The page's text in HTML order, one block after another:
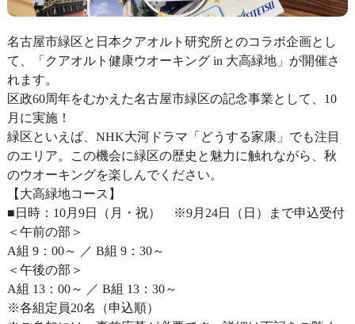
名古屋市緑区と日本クアオルト研究所とのコラボ企画とし
て、「クアオルト健康ウオーキング in 大高緑地」が開催さ
れます。
区政60周年をむかえた名古屋市緑区の記念事業として、10
月に実施！
緑区といえば、NHK大河ドラマ「どうする家康」でも注目
のエリア。この機会に緑区の歴史と魅力に触れながら、秋
のウオーキングを楽しんでください。
【大高緑地コース】
■日時：10月9日（月・祝） ※9月24日（日）まで申込受付
＜午前の部＞
A組 9：00～ ／ B組 9：30～
＜午後の部＞
A組 13：00～ ／ B組 13：30～
※各組定員20名（申込順）